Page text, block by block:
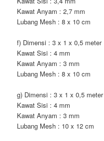
Kawat Anyam : 2,7 mm
Lubang Mesh : 8 x 10 cm
f) Dimensi : 3 x 1 x 0,5 meter
Kawat Sisi : 4 mm
Kawat Anyam : 3 mm
Lubang Mesh : 8 x 10 cm
g) Dimensi : 3 x 1 x 0,5 meter
Kawat Sisi : 4 mm
Kawat Anyam : 3 mm
Lubang Mesh : 10 x 12 cm